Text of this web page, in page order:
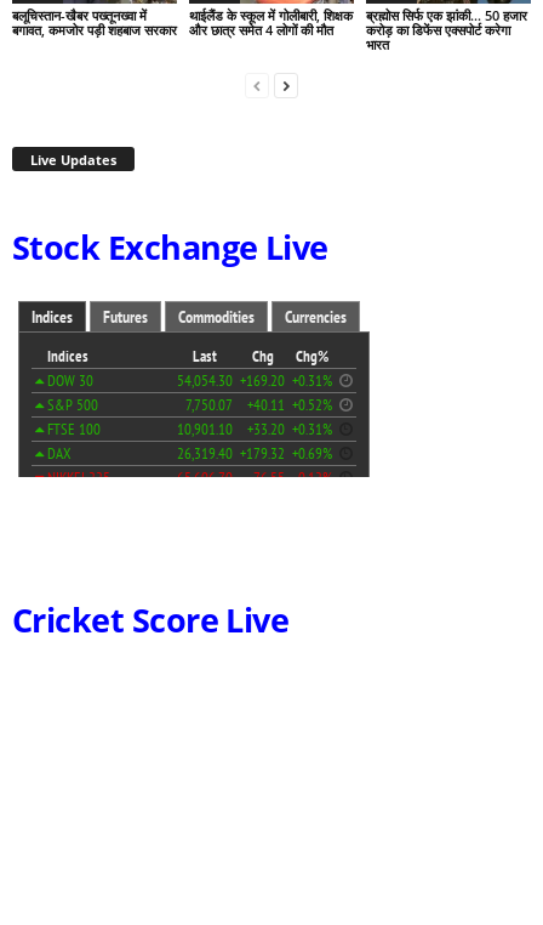
बलूचिस्तान-खैबर पख्तूनख्वा में
बगावत, कमजोर पड़ी शहबाज सरकार
थाईलैंड के स्कूल में गोलीबारी, शिक्षक
और छात्र समेत 4 लोगों की मौत
ब्रह्मोस सिर्फ एक झांकी… 50 हजार
करोड़ का डिफेंस एक्सपोर्ट करेगा
भारत
Live Updates
Stock Exchange Live
Cricket Score Live